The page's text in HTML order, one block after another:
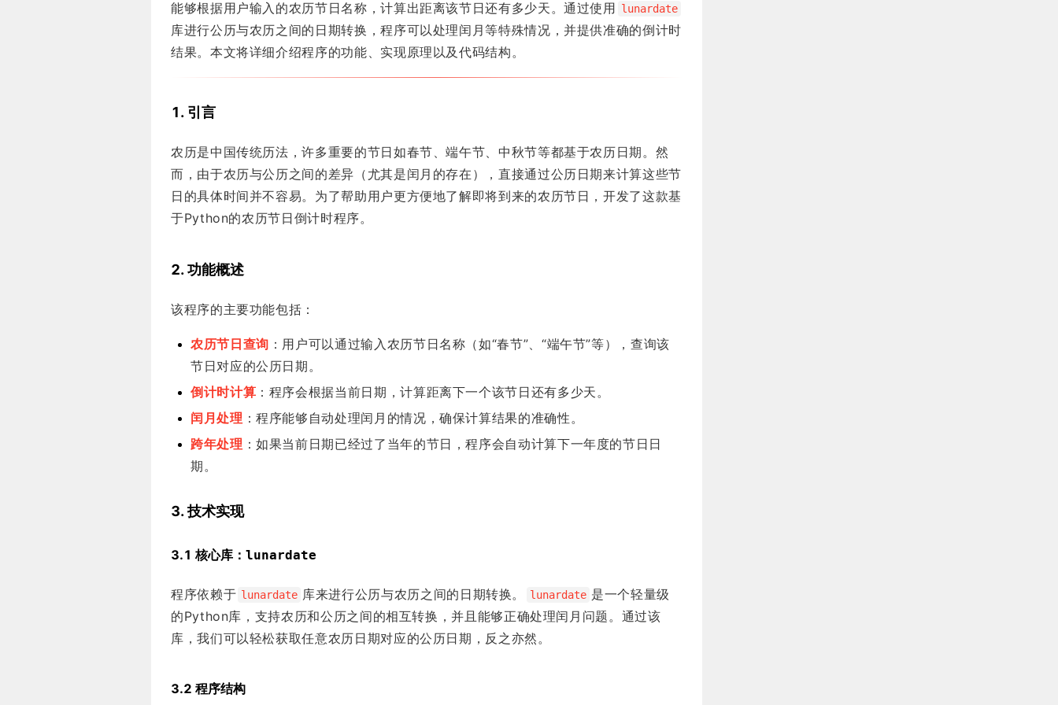
能够根据用户输入的农历节日名称，计算出距离该节日还有多少天。通过使用 lunardate
库进行公历与农历之间的日期转换，程序可以处理闰月等特殊情况，并提供准确的倒计时
结果。本文将详细介绍程序的功能、实现原理以及代码结构。
1. 引言
农历是中国传统历法，许多重要的节日如春节、端午节、中秋节等都基于农历日期。然
而，由于农历与公历之间的差异（尤其是闰月的存在），直接通过公历日期来计算这些节
日的具体时间并不容易。为了帮助用户更方便地了解即将到来的农历节日，开发了这款基
于Python的农历节日倒计时程序。
2. 功能概述
该程序的主要功能包括：
农历节日查询 ：用户可以通过输入农历节日名称（如“春节”、“端午节”等），查询该
节日对应的公历日期。
倒计时计算 ：程序会根据当前日期，计算距离下一个该节日还有多少天。
闰月处理 ：程序能够自动处理闰月的情况，确保计算结果的准确性。
跨年处理 ：如果当前日期已经过了当年的节日，程序会自动计算下一年度的节日日
期。
3. 技术实现
3.1 核心库： lunardate
程序依赖于 lunardate 库来进行公历与农历之间的日期转换。 lunardate 是一个轻量级
的Python库，支持农历和公历之间的相互转换，并且能够正确处理闰月问题。通过该
库，我们可以轻松获取任意农历日期对应的公历日期，反之亦然。
3.2 程序结构